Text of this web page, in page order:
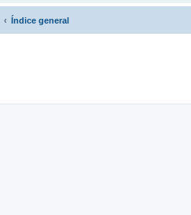
Índice general